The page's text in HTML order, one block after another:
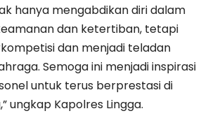
hanya mengabdikan diri dalam
dan ketertiban, tetapi
dan menjadi teladan
Semoga ini menjadi inspirasi
untuk terus berprestasi di
ungkap Kapolres Lingga.